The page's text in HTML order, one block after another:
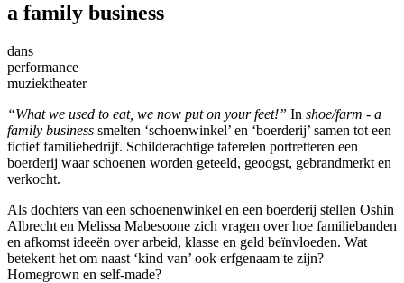
a family business
dans
performance
muziektheater
“What we used to eat, we now put on your feet!” In shoe/farm - a
family business smelten ‘schoenwinkel’ en ‘boerderij’ samen tot een
fictief familiebedrijf. Schilderachtige taferelen portretteren een
boerderij waar schoenen worden geteeld, geoogst, gebrandmerkt en
verkocht.
Als dochters van een schoenenwinkel en een boerderij stellen Oshin
Albrecht en Melissa Mabesoone zich vragen over hoe familiebanden
en afkomst ideeën over arbeid, klasse en geld beïnvloeden. Wat
betekent het om naast ‘kind van’ ook erfgenaam te zijn?
Homegrown en self-made?